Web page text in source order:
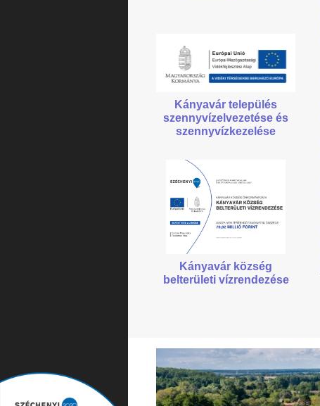
Kányavár település
szennyvízelvezetése és
szennyvízkezelése
Kányavár község
belterületi vízrendezése